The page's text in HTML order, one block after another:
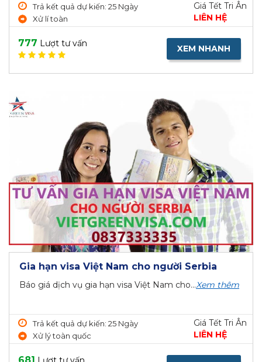
Trả kết quả dự kiến: 25 Ngày
Xử lí toàn
Giá Tết Tri Ân
LIÊN HỆ
777 Lượt tư vấn XEM NHANH
Gia hạn visa Việt Nam cho người Serbia
Báo giá dịch vụ gia hạn visa Việt Nam cho...Xem thêm
Trả kết quả dự kiến: 25 Ngày
Xử lý toàn quốc
Giá Tết Tri Ân
LIÊN HỆ